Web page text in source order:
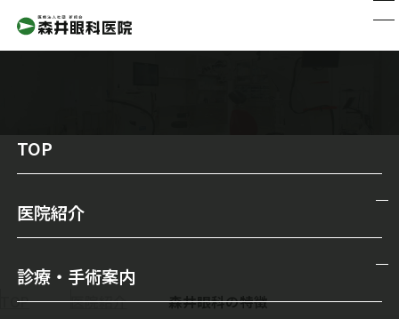
TOP
医院紹介
院長からのメッセージ
診療・手術案内
森井眼科の特徴
TOP 医院紹介 森井眼科の特徴